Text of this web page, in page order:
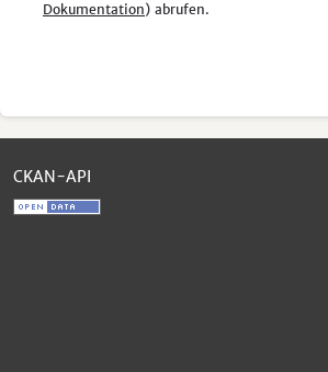
Dokumentation) abrufen.
CKAN-API